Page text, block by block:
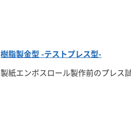
樹脂製金型 -テストプレス型-
製紙エンボスロール製作前のプレス